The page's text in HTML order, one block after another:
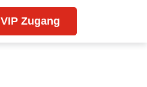
VIP Zugang